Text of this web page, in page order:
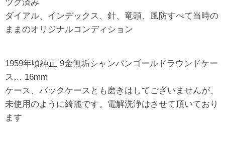
ツク済み
ダイアル、インデックス、針、竜頭、風防すべて当時の
ままのオリジナルコンディション
1959年頃純正 9金無垢シャンパンゴールドラウンドケー
ス… 16mm
ケース、バックケースとも磨きはしてございませんが、
未使用のように綺麗です。電解洗浄はさせて頂いており
ます